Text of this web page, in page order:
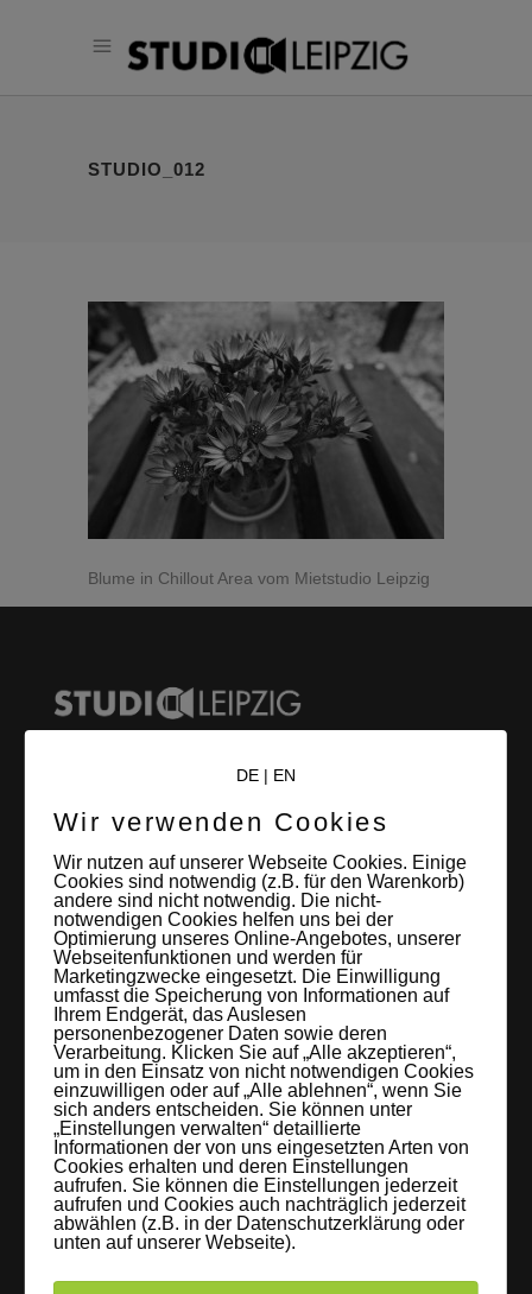
STUDIO_012
Blume in Chillout Area vom Mietstudio Leipzig
entspannter Loftatmosphäre realisieren. Alles da, was man
braucht: Technik, Platz, Couch und Kaffee. Folgt uns!
Letzte Beiträge
60 Jahre WG UNITAS eG [Scholz & Heinz]
9. Oktober 2017
FLAMINGOCAT Premium Collection [Susann
Jehnichen]
DE| EN
Wir verwenden Cookies
Wir nutzen auf unserer Webseite Cookies. Einige
Cookies sind notwendig (z.B. für den Warenkorb)
andere sind nicht notwendig. Die nicht-
notwendigen Cookies helfen uns bei der
Optimierung unseres Online-Angebotes, unserer
Webseitenfunktionen und werden für
Marketingzwecke eingesetzt. Die Einwilligung
umfasst die Speicherung von Informationen auf
Ihrem Endgerät, das Auslesen
personenbezogener Daten sowie deren
Verarbeitung. Klicken Sie auf „Alle akzeptieren“,
um in den Einsatz von nicht notwendigen Cookies
einzuwilligen oder auf „Alle ablehnen“, wenn Sie
sich anders entscheiden. Sie können unter
„Einstellungen verwalten“ detaillierte
Informationen der von uns eingesetzten Arten von
Cookies erhalten und deren Einstellungen
aufrufen. Sie können die Einstellungen jederzeit
aufrufen und Cookies auch nachträglich jederzeit
abwählen (z.B. in der Datenschutzerklärung oder
unten auf unserer Webseite).